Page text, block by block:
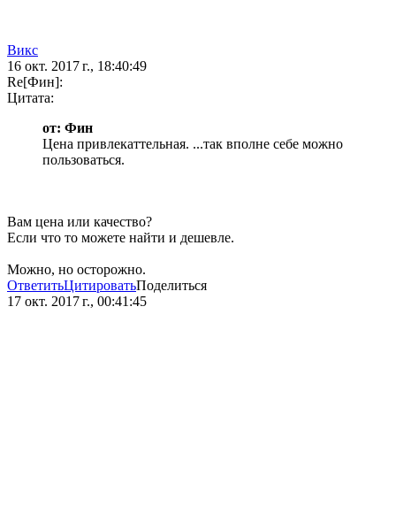
Викс
16 окт. 2017 г., 18:40:49
Re[Фин]:
Цитата:
от: Фин
Цена привлекаттельная. ...так вполне себе можно
пользоваться.
Вам цена или качество?
Если что то можете найти и дешевле.
Можно, но осторожно.
ОтветитьЦитироватьПоделиться
17 окт. 2017 г., 00:41:45